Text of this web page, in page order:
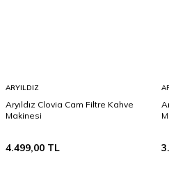
ARYILDIZ
Aryıldız Clovia Cam Filtre Kahve
Makinesi
4.499,00 TL